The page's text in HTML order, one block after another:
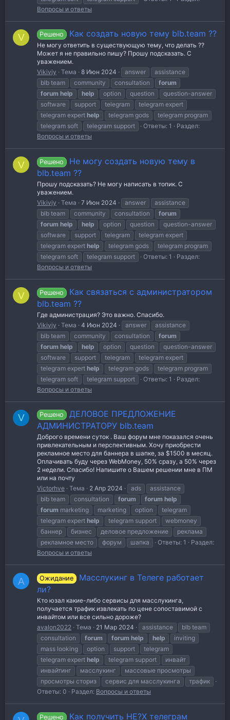
Вопросы и ответы
V Решено Как создать новую тему blb.team ??
Не могу ответить в существующую тему, что делать ??
Может я не правильно пишу? Прошу подсказать. С
уважением.
Vikivjy
Тема 8 Июн 2024 answer
assistance
blb team
community consultation
forum
forum help help option question
question-answer
software
support telegram
telegram expert
telegram expert help telegram gods
telegram program
telegram soft
telegram support Ответы: 1
Раздел:
Вопросы и ответы
V Решено
Не могу создать новую тему в
blb.team ??
Прошу подсказать? Не могу написать в топик. С
уважением.
Vikivjy
Тема 7 Июн 2024 answer
assistance
blb team
community consultation
forum
forum help help option question
question-answer
software
support telegram
telegram expert
telegram expert help telegram gods
telegram program
telegram soft
telegram support Ответы: 1
Раздел:
Вопросы и ответы
V Решено
Как связаться с администратором
blb.team ??
Где администрация? Это важно. Спасибо.
Vikivjy
Тема 4 Июн 2024 answer
assistance
blb team
community consultation
forum
forum help help option question
question-answer
software
support telegram
telegram expert
telegram expert help telegram gods
telegram program
telegram soft
telegram support Ответы: 1
Раздел:
Вопросы и ответы
V Решено
ДЕЛОВОЕ ПРЕДЛОЖЕНИЕ
АДМИНИСТРАТОРУ blb.team
Доброго времени суток . Ваш форум мне показался очень
привлекательным и перспективным. Хочу приобрести
рекламное место для баннера в шапке, за $1500 в месяц.
Оплачивать буду через WebMoney, 50% сразу, а 50% через
2 недели. Спасибо! Напишите о Вашем решении мне в ПМ
или на почту
Victorhve Тема 2 Апр 2024 ads
assistance
blb team
consultation forum forum help
forum marketing marketing option
telegram
telegram expert help telegram support
webmoney
баннер
бизнес деловое предложение
реклама
рекламное место
форум шапка Ответы: 1
Раздел:
Вопросы и ответы
A Ожидание
Масслукинг в Телеге работает
ли?
Кто юзал какие-либо сервисы для масслукинга,
получается трафик извлекать по цене сопоставимой с
инвайтом или все сильно дороже?
avalon2022 Тема 21 Мар 2024 assistance
blb team
consultation
forum forum help help
inviting
mass looking
option support
telegram
telegram expert help telegram support
инвайт
инвайтинг
масслукинг
массовые просмотры
просмотры сториз
сервис для масслукинга
трафик
Ответы: 0
Раздел: Вопросы и ответы
Решено
Как получить HE?X телеграм